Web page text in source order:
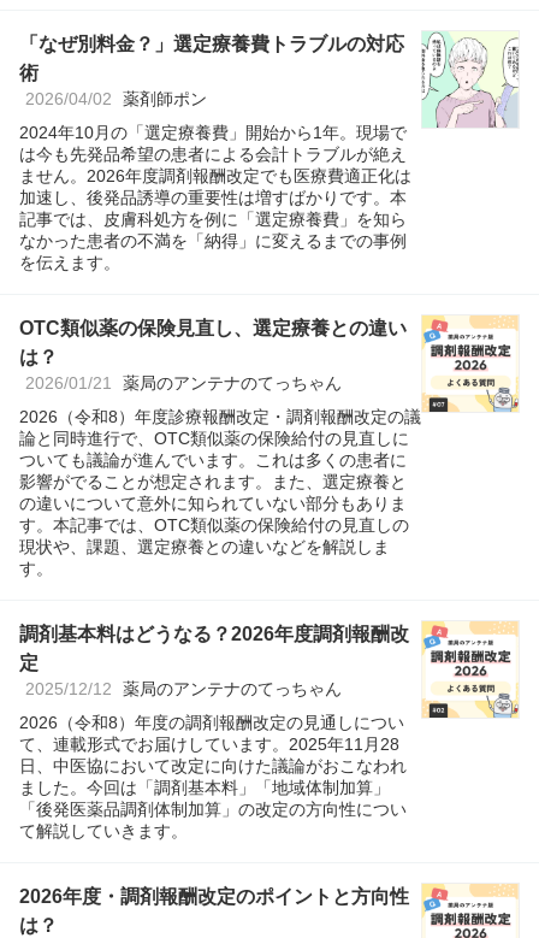
「なぜ別料金？」選定療養費トラブルの対応
術
2026/04/02 薬剤師ポン
2024年10月の「選定療養費」開始から1年。現場で
は今も先発品希望の患者による会計トラブルが絶え
ません。2026年度調剤報酬改定でも医療費適正化は
加速し、後発品誘導の重要性は増すばかりです。本
記事では、皮膚科処方を例に「選定療養費」を知ら
なかった患者の不満を「納得」に変えるまでの事例
を伝えます。
OTC類似薬の保険見直し、選定療養との違い
は？
2026/01/21 薬局のアンテナのてっちゃん
2026（令和8）年度診療報酬改定・調剤報酬改定の議
論と同時進行で、OTC類似薬の保険給付の見直しに
ついても議論が進んでいます。これは多くの患者に
影響がでることが想定されます。また、選定療養と
の違いについて意外に知られていない部分もありま
す。本記事では、OTC類似薬の保険給付の見直しの
現状や、課題、選定療養との違いなどを解説しま
す。
調剤基本料はどうなる？2026年度調剤報酬改
定
2025/12/12 薬局のアンテナのてっちゃん
2026（令和8）年度の調剤報酬改定の見通しについ
て、連載形式でお届けしています。2025年11月28
日、中医協において改定に向けた議論がおこなわれ
ました。今回は「調剤基本料」「地域体制加算」
「後発医薬品調剤体制加算」の改定の方向性につい
て解説していきます。
2026年度・調剤報酬改定のポイントと方向性
は？